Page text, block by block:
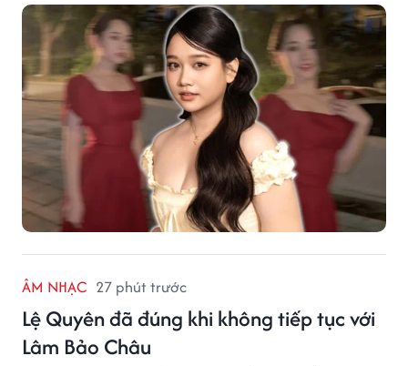
ÂM NHẠC 27 phút trước
Lệ Quyên đã đúng khi không tiếp tục với
Lâm Bảo Châu